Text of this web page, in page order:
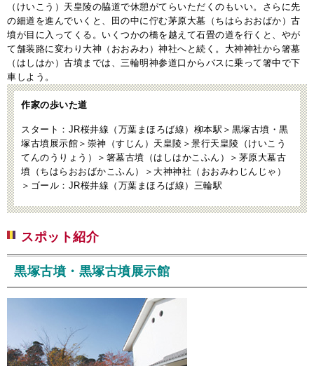
（けいこう）天皇陵の脇道で休憩がてらいただくのもいい。さらに先
の細道を進んでいくと、田の中に佇む茅原大墓（ちはらおおばか）古
墳が目に入ってくる。いくつかの橋を越えて石畳の道を行くと、やが
て舗装路に変わり大神（おおみわ）神社へと続く。大神神社から箸墓
（はしはか）古墳までは、三輪明神参道口からバスに乗って箸中で下
車しよう。
作家の歩いた道
スタート：JR桜井線（万葉まほろば線）柳本駅＞黒塚古墳・黒
塚古墳展示館＞崇神（すじん）天皇陵＞景行天皇陵（けいこう
てんのうりょう）＞箸墓古墳（はしはかこふん）＞茅原大墓古
墳（ちはらおおばかこふん）＞大神神社（おおみわじんじゃ）
＞ゴール：JR桜井線（万葉まほろば線）三輪駅
スポット紹介
黒塚古墳・黒塚古墳展示館